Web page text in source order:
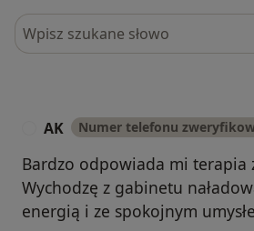
Szukaj w opiniach
AK Numer telefonu
Bardzo odpowiada mi terapia
Wychodzę z gabinetu
energią i ze spokojnym